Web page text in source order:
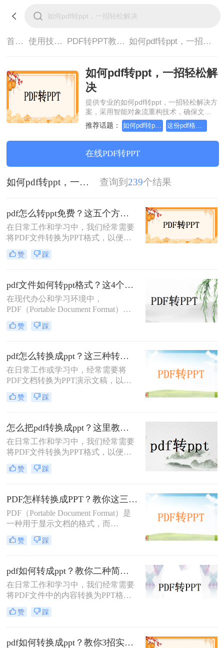
首页> 使用技巧> PDF转PPT教程> 如何pdf转ppt，一招轻松解决
如何pdf转ppt，一招轻松解
决
提供专业的如何pdf转ppt，一招轻松解决方
案，采用智能对象流重构技术，确保文档
1:1高保真还原且排版不乱码。支持一键批
量处理，全链路 SSL 加密保障隐私安全。
助您快速实现如何pdf转ppt，一招轻松解
决，无需安装，高效办公。
推荐话题： 如何pdf转ppt，这个方法简单又方便
在线PDF转PPT
如何pdf转ppt，一招轻松解决 查询到 239个结果
pdf怎么转ppt免费？这五个方法请收好！方便又好用！
在日常工作和学习中，我们经常需要
将PDF文件转换为PPT格式，以便进
行演示或编辑。那么pdf怎么转ppt免
费呢？虽然市面上有许多付费的转换
转PPT方法，帮助你轻松实现文件格
式的转换。
赞 踩
pdf文件如何转ppt格式？这4个方法请收好！方便又好用！
在现代办公和学习环境中，
PDF（Portable Document Format）因
其出色的跨平台兼容性和保持文档格
式不变的能力而广受欢迎。然而，在
件中的内容转换成PPT（PowerPoint
Presentation）格式，以便进行演示或
进一步编辑。那么pdf文件如何转ppt
格式呢？本文将详细介绍几种将PDF
文件转换为PPT格式的有效方法，帮
助您轻松应对这一需求。
赞 踩
pdf怎么转换成ppt？这三种转换方法分享给你!！
在日常工作或学习中，经常需要将
PDF文档转换为PPT演示文稿，以便
于更好地展示和编辑内容。
PDF（Portable Document Format）因
用，但PPT（PowerPoint）则因其动态
演示功能而备受青睐。那么pdf怎么转
换成ppt呢？本文将介绍三种将PDF转
换为PPT的高效方法，帮助您轻松完
成格式转换。
赞 踩
怎么把pdf转换成ppt？这里教你这四种方法！
在日常工作和学习中，我们经常需要
将PDF文件转换为PPT格式，以便更
好地进行演示和编辑。那么怎么把
PDF转换成PPT呢？以下将介绍三种
PDF到PPT的转换。
赞 踩
PDF怎样转换成PPT？教你这三种转换方法！
PDF（Portable Document Format）是
一种用于显示文档的格式，而
PPT（PowerPoint）是一种用于演示的
文件格式。PDF文件常用于保存文档
文件转换为PPT格式以便于制作演示
文稿。那么PDF怎样转换成PPT呢？
在本文中，我们将介绍三种方法，以
帮助您将PDF文件转换为PPT文件。
赞 踩
pdf如何转成ppt？教你二种简单实用的转换方法!
在日常工作和学习中，我们经常需要
将PDF文件中的内容转换为PPT格
式，以便于演示和分享。那么PDF如
何转成PPT呢？以下是两种常用的方
换。
赞 踩
pdf如何转换成ppt？教你3招实用方法轻松搞定！